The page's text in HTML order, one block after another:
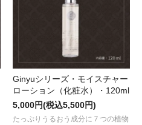
Ginyuシリーズ・モイスチャー
ローション（化粧水）・120ml
5,000円(税込5,500円)
たっぷりうるおう成分に７つの植物